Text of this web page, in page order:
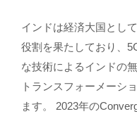
インドは経済大国とし
役割を果たしており、
な技術によるインドの
トランスフォーメーシ
ます。 2023年の